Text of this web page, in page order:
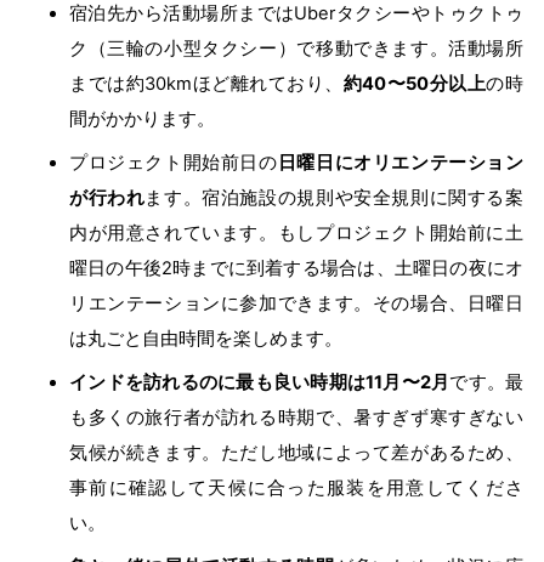
宿泊先から活動場所まではUberタクシーやトゥクトゥ
ク（三輪の小型タクシー）で移動できます。活動場所
までは約30kmほど離れており、 約40〜50分以上の時
間がかかります。
プロジェクト開始前日の 日曜日にオリエンテーション
が行われます。宿泊施設の規則や安全規則に関する案
内が用意されています。もしプロジェクト開始前に土
曜日の午後2時までに到着する場合は、土曜日の夜にオ
リエンテーションに参加できます。その場合、日曜日
は丸ごと自由時間を楽しめます。
インドを訪れるのに最も良い時期は11月〜2月 です。最
も多くの旅行者が訪れる時期で、暑すぎず寒すぎない
気候が続きます。ただし地域によって差があるため、
事前に確認して天候に合った服装を用意してくださ
い。